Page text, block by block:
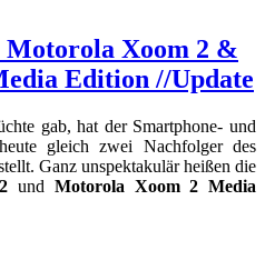
Xoom 2 &
Edition //Update
gab, hat der Smartphone- und
gleich zwei Nachfolger des
Ganz unspektakulär heißen die
und Motorola Xoom 2 Media